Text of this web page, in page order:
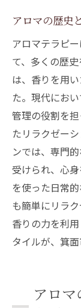
アロマで
ポット
日常
箕面
アロ
法
地元
紹介
箕面
き
訪れ
アロマの歴史
アロマテラピ
て、多くの歴
は、香りを用
た。現代にお
管理の役割を
たリラクゼー
ンでは、専門
受けられ、心
を使った日常
も簡単にリラ
香りの力を利
タイルが、箕
アロマ